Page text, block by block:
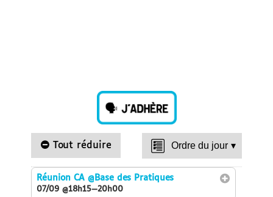
Tout réduire Ordre du jour ▾
Réunion CA@Base des Pratiques
07/09 @18h15—20h00